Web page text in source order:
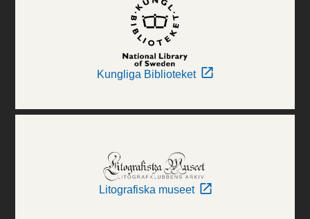
Kungliga Biblioteket
Litografiska museet